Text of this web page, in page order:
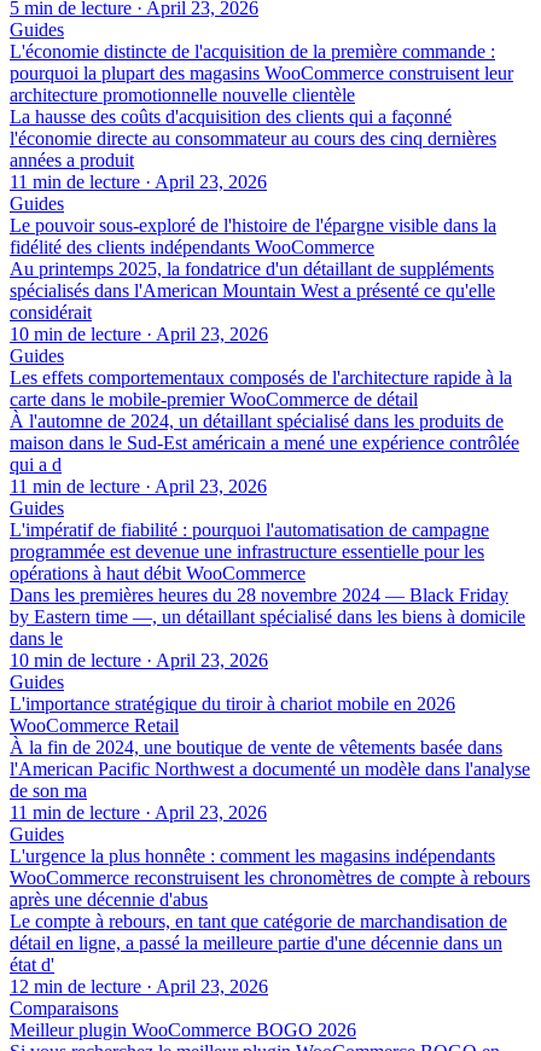
5 min de lecture · April 23, 2026
Guides
L'économie distincte de l'acquisition de la première commande :
pourquoi la plupart des magasins WooCommerce construisent leur
architecture promotionnelle nouvelle clientèle
La hausse des coûts d'acquisition des clients qui a façonné
l'économie directe au consommateur au cours des cinq dernières
années a produit
11 min de lecture · April 23, 2026
Guides
Le pouvoir sous-exploré de l'histoire de l'épargne visible dans la
fidélité des clients indépendants WooCommerce
Au printemps 2025, la fondatrice d'un détaillant de suppléments
spécialisés dans l'American Mountain West a présenté ce qu'elle
considérait
10 min de lecture · April 23, 2026
Guides
Les effets comportementaux composés de l'architecture rapide à la
carte dans le mobile-premier WooCommerce de détail
À l'automne de 2024, un détaillant spécialisé dans les produits de
maison dans le Sud-Est américain a mené une expérience contrôlée
qui a d
11 min de lecture · April 23, 2026
Guides
L'impératif de fiabilité : pourquoi l'automatisation de campagne
programmée est devenue une infrastructure essentielle pour les
opérations à haut débit WooCommerce
Dans les premières heures du 28 novembre 2024 — Black Friday
by Eastern time —, un détaillant spécialisé dans les biens à domicile
dans le
10 min de lecture · April 23, 2026
Guides
L'importance stratégique du tiroir à chariot mobile en 2026
WooCommerce Retail
À la fin de 2024, une boutique de vente de vêtements basée dans
l'American Pacific Northwest a documenté un modèle dans l'analyse
de son ma
11 min de lecture · April 23, 2026
Guides
L'urgence la plus honnête : comment les magasins indépendants
WooCommerce reconstruisent les chronomètres de compte à rebours
après une décennie d'abus
Le compte à rebours, en tant que catégorie de marchandisation de
détail en ligne, a passé la meilleure partie d'une décennie dans un
état d'
12 min de lecture · April 23, 2026
Comparaisons
Meilleur plugin WooCommerce BOGO 2026